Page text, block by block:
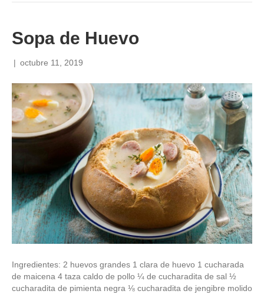
Sopa de Huevo
| octubre 11, 2019
Ingredientes: 2 huevos grandes 1 clara de huevo 1 cucharada
de maicena 4 taza caldo de pollo ¼ de cucharadita de sal ½
cucharadita de pimienta negra ⅛ cucharadita de jengibre molido